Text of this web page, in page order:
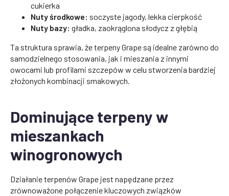
cukierka
Nuty środkowe: soczyste jagody, lekka cierpkość
Nuty bazy: gładka, zaokrąglona słodycz z głębią
Ta struktura sprawia, że terpeny Grape są idealne zarówno do
samodzielnego stosowania, jak i mieszania z innymi
owocami lub profilami szczepów w celu stworzenia bardziej
złożonych kombinacji smakowych.
Dominujące terpeny w
mieszankach
winogronowych
Działanie terpenów Grape jest napędzane przez
zrównoważone połączenie kluczowych związków